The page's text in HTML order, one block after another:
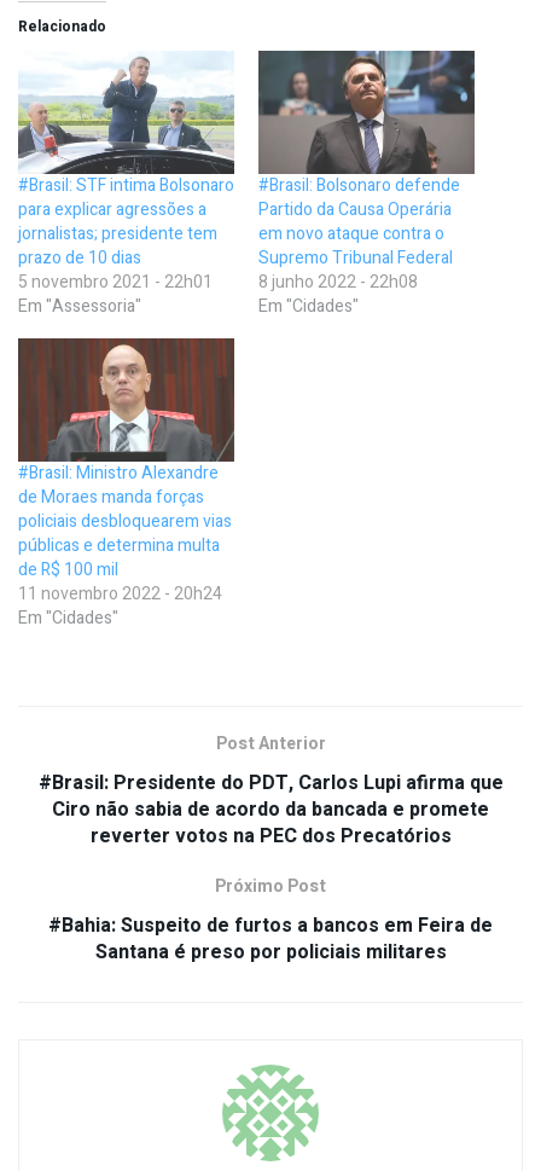
Relacionado
#Brasil: STF intima Bolsonaro
para explicar agressões a
jornalistas; presidente tem
prazo de 10 dias
5 novembro 2021 - 22h01
Em "Assessoria"
#Brasil: Bolsonaro defende
Partido da Causa Operária
em novo ataque contra o
Supremo Tribunal Federal
8 junho 2022 - 22h08
Em "Cidades"
#Brasil: Ministro Alexandre
de Moraes manda forças
policiais desbloquearem vias
públicas e determina multa
de R$ 100 mil
11 novembro 2022 - 20h24
Em "Cidades"
Post Anterior
#Brasil: Presidente do PDT, Carlos Lupi afirma que
Ciro não sabia de acordo da bancada e promete
reverter votos na PEC dos Precatórios
Próximo Post
#Bahia: Suspeito de furtos a bancos em Feira de
Santana é preso por policiais militares